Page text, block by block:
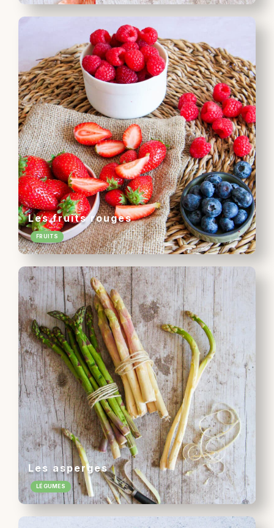
Les fruits rouges
FRUITS
Les asperges
LÉGUMES